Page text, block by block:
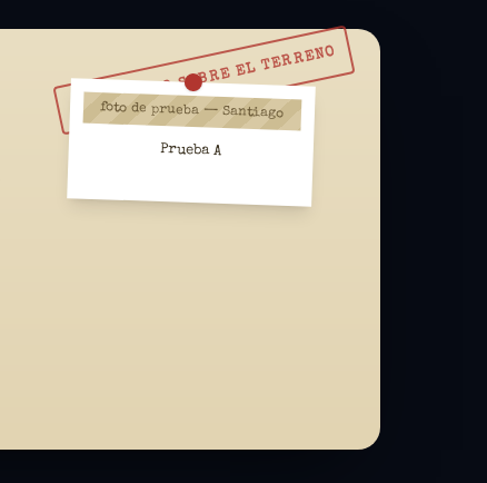
RESUÉLVELO SOBRE EL TERRENO
foto de prueba — Santiago
Prueba A